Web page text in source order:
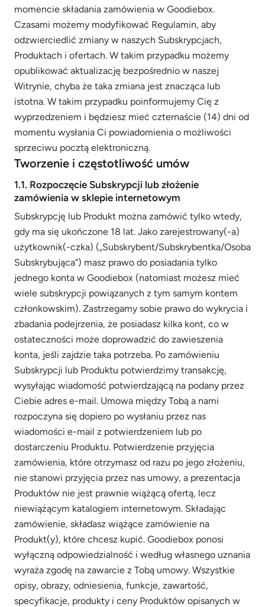
momencie składania zamówienia w Goodiebox.
Czasami możemy modyfikować Regulamin, aby
odzwierciedlić zmiany w naszych Subskrypcjach,
Produktach i ofertach. W takim przypadku możemy
opublikować aktualizację bezpośrednio w naszej
Witrynie, chyba że taka zmiana jest znacząca lub
istotna. W takim przypadku poinformujemy Cię z
wyprzedzeniem i będziesz mieć czternaście (14) dni od
momentu wysłania Ci powiadomienia o możliwości
sprzeciwu pocztą elektroniczną.
Tworzenie i częstotliwość umów
1.1. Rozpoczęcie Subskrypcji lub złożenie
zamówienia w sklepie internetowym
Subskrypcję lub Produkt można zamówić tylko wtedy,
gdy ma się ukończone 18 lat. Jako zarejestrowany(-a)
użytkownik(-czka) („Subskrybent/Subskrybentka/Osoba
Subskrybująca”) masz prawo do posiadania tylko
jednego konta w Goodiebox (natomiast możesz mieć
wiele subskrypcji powiązanych z tym samym kontem
członkowskim). Zastrzegamy sobie prawo do wykrycia i
zbadania podejrzenia, że posiadasz kilka kont, co w
ostateczności może doprowadzić do zawieszenia
konta, jeśli zajdzie taka potrzeba. Po zamówieniu
Subskrypcji lub Produktu potwierdzimy transakcję,
wysyłając wiadomość potwierdzającą na podany przez
Ciebie adres e-mail. Umowa między Tobą a nami
rozpoczyna się dopiero po wysłaniu przez nas
wiadomości e-mail z potwierdzeniem lub po
dostarczeniu Produktu. Potwierdzenie przyjęcia
zamówienia, które otrzymasz od razu po jego złożeniu,
nie stanowi przyjęcia przez nas umowy, a prezentacja
Produktów nie jest prawnie wiążącą ofertą, lecz
niewiążącym katalogiem internetowym. Składając
zamówienie, składasz wiążące zamówienie na
Produkt(y), które chcesz kupić. Goodiebox ponosi
wyłączną odpowiedzialność i według własnego uznania
wyraża zgodę na zawarcie z Tobą umowy. Wszystkie
opisy, obrazy, odniesienia, funkcje, zawartość,
specyfikacje, produkty i ceny Produktów opisanych w